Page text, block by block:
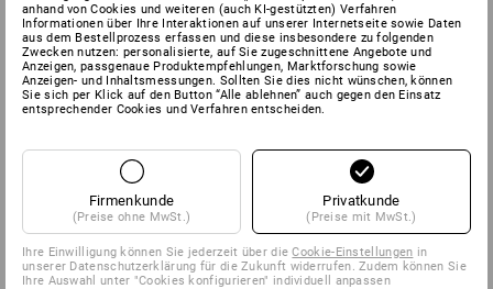
anhand von Cookies und weiteren (auch KI-gestützten) Verfahren
Informationen über Ihre Interaktionen auf unserer Internetseite sowie Daten
aus dem Bestellprozess erfassen und diese insbesondere zu folgenden
Zwecken nutzen: personalisierte, auf Sie zugeschnittene Angebote und
Anzeigen, passgenaue Produktempfehlungen, Marktforschung sowie
Anzeigen- und Inhaltsmessungen. Sollten Sie dies nicht wünschen, können
Sie sich per Klick auf den Button “Alle ablehnen” auch gegen den Einsatz
entsprechender Cookies und Verfahren entscheiden.
Firmenkunde
(Preise ohne MwSt.)
Privatkunde
(Preise mit MwSt.)
Ihre Einwilligung können Sie jederzeit über dieCookie-Einstellungen in
unserer Datenschutzerklärung für die Zukunft widerrufen. Zudem können Sie
Ihre Auswahl unter "Cookies konfigurieren" individuell anpassen